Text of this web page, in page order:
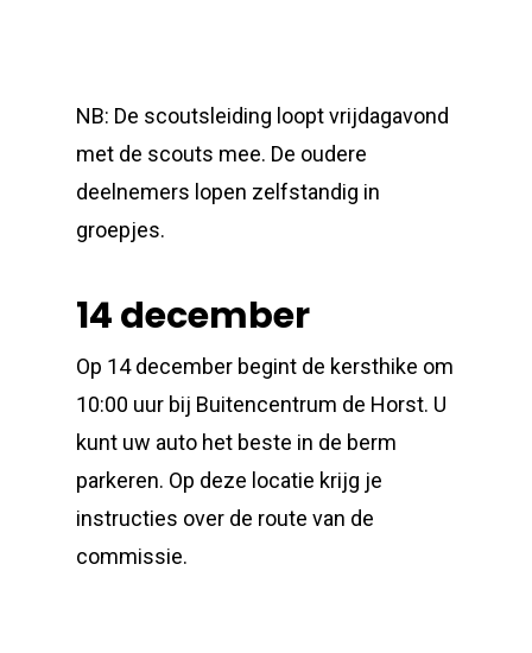
NB: De scoutsleiding loopt vrijdagavond
met de scouts mee. De oudere
deelnemers lopen zelfstandig in
groepjes.
14 december
Op 14 december begint de kersthike om
10:00 uur bij Buitencentrum de Horst. U
kunt uw auto het beste in de berm
parkeren. Op deze locatie krijg je
instructies over de route van de
commissie.